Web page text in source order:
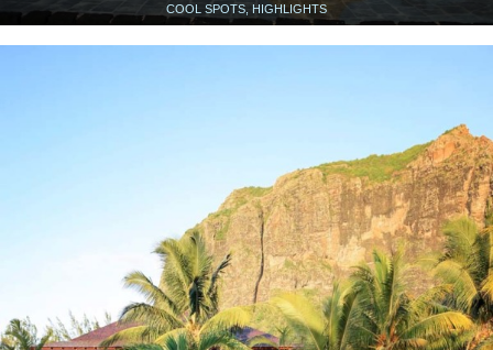
COOL SPOTS, HIGHLIGHTS